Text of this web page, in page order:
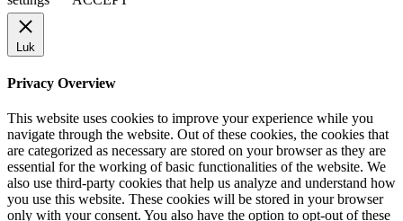
Luk
Privacy Overview
This website uses cookies to improve your experience while you
navigate through the website. Out of these cookies, the cookies that
are categorized as necessary are stored on your browser as they are
essential for the working of basic functionalities of the website. We
also use third-party cookies that help us analyze and understand how
you use this website. These cookies will be stored in your browser
only with your consent. You also have the option to opt-out of these